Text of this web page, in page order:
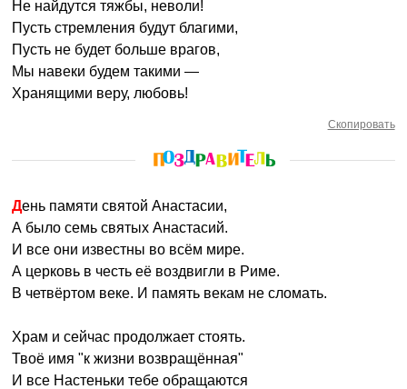
Не найдутся тяжбы, неволи!
Пусть стремления будут благими,
Пусть не будет больше врагов,
Мы навеки будем такими —
Хранящими веру, любовь!
Скопировать
День памяти святой Анастасии,
А было семь святых Анастасий.
И все они известны во всём мире.
А церковь в честь её воздвигли в Риме.
В четвёртом веке. И память векам не сломать.
Храм и сейчас продолжает стоять.
Твоё имя "к жизни возвращённая"
И все Настеньки тебе обращаются